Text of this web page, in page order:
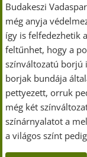
Budakeszi
még anyja
így is felfedezhetik
feltűnhet, hogy a
színváltozatú borjú
borjak bundája
pettyezett, orruk
még két
színárnyalatot a
a világos színt